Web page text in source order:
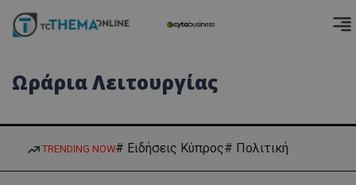
Ωράρια Λειτουργίας
TRENDING NOW# Ειδήσεις Κύπρος# Πολιτική